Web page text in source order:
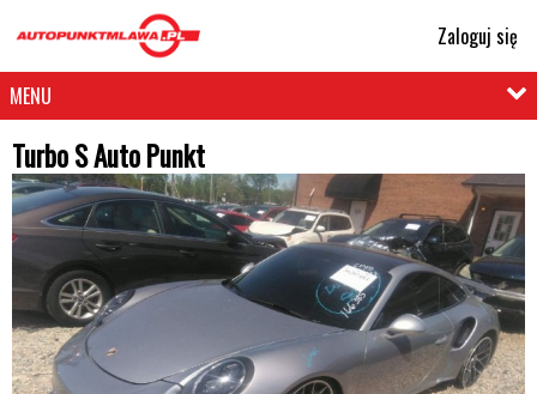
Zaloguj się
MENU
Turbo S Auto Punkt